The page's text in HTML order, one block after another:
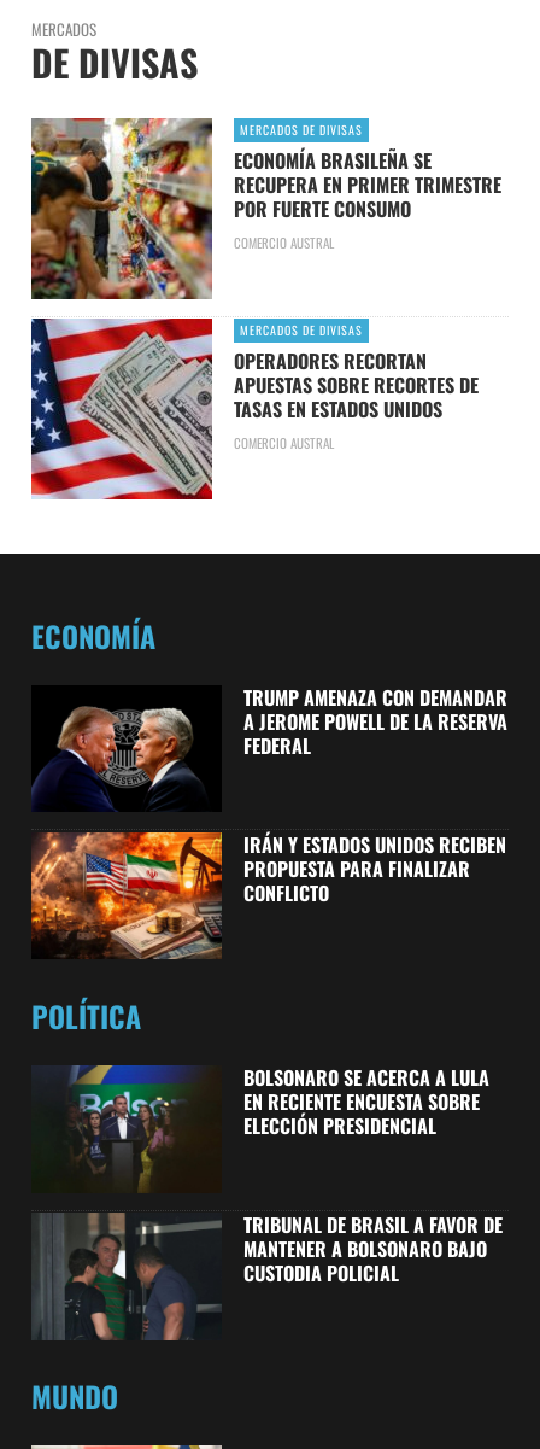
MERCADOS
DE DIVISAS
MERCADOS DE DIVISAS
ECONOMÍA BRASILEÑA SE
RECUPERA EN PRIMER TRIMESTRE
POR FUERTE CONSUMO
COMERCIO AUSTRAL
MERCADOS DE DIVISAS
OPERADORES RECORTAN
APUESTAS SOBRE RECORTES DE
TASAS EN ESTADOS UNIDOS
COMERCIO AUSTRAL
ECONOMÍA
TRUMP AMENAZA CON DEMANDAR
A JEROME POWELL DE LA RESERVA
FEDERAL
IRÁN Y ESTADOS UNIDOS RECIBEN
PROPUESTA PARA FINALIZAR
CONFLICTO
POLÍTICA
BOLSONARO SE ACERCA A LULA
EN RECIENTE ENCUESTA SOBRE
ELECCIÓN PRESIDENCIAL
TRIBUNAL DE BRASIL A FAVOR DE
MANTENER A BOLSONARO BAJO
CUSTODIA POLICIAL
MUNDO